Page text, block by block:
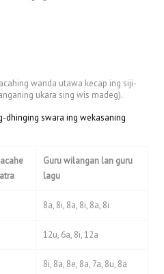
wanda utawa kecap ing siji-
ukara sing wis madeg).
dhinging swara ing wekasaning
Guru wilangan lan guru
lagu
8a, 8i, 8a, 8i, 8a, 8i
12u, 6a, 8i, 12a
8i, 8a, 8e, 8a, 7a, 8u, 8a